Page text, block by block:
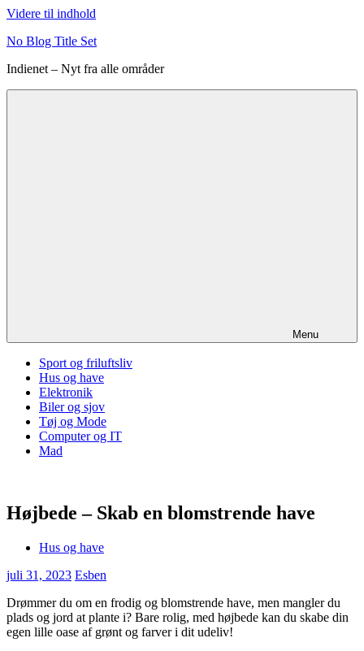
Videre til indhold
No Blog Title Set
Indienet – Nyt fra alle områder
Menu
Sport og friluftsliv
Hus og have
Elektronik
Biler og sjov
Tøj og Mode
Computer og IT
Mad
Højbede – Skab en blomstrende have
Hus og have
juli 31, 2023 Esben
Drømmer du om en frodig og blomstrende have, men mangler du
plads og jord at plante i? Bare rolig, med højbede kan du skabe din
egen lille oase af grønt og farver i dit udeliv!